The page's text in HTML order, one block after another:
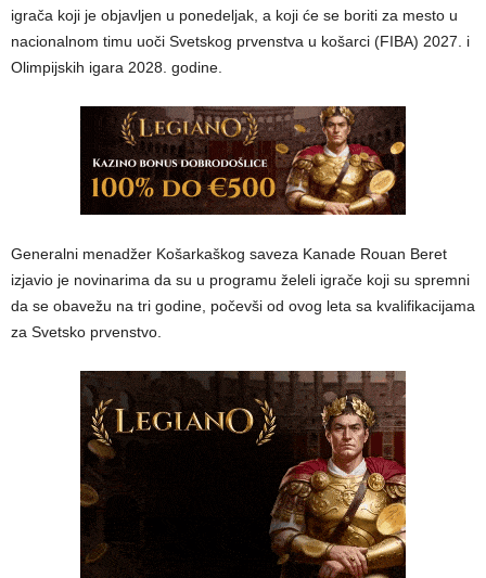
igrača koji je objavljen u ponedeljak, a koji će se boriti za mesto u
nacionalnom timu uoči Svetskog prvenstva u košarci (FIBA) 2027. i
Olimpijskih igara 2028. godine.
Generalni menadžer Košarkaškog saveza Kanade Rouan Beret
izjavio je novinarima da su u programu želeli igrače koji su spremni
da se obavežu na tri godine, počevši od ovog leta sa kvalifikacijama
za Svetsko prvenstvo.